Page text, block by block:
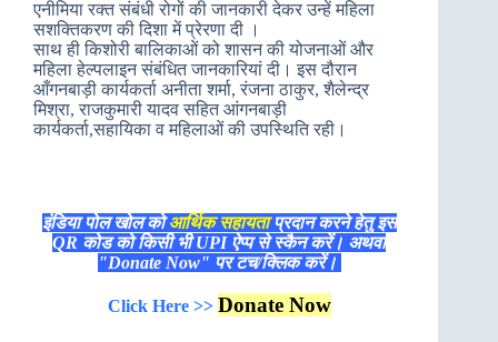
एनीमिया रक्त संबंधी रोगों की जानकारी देकर उन्हें महिला
सशक्तिकरण की दिशा में प्रेरणा दी ।
साथ ही किशोरी बालिकाओं को शासन की योजनाओं और
महिला हेल्पलाइन संबंधित जानकारियां दी। इस दौरान
आँगनबाड़ी कार्यकर्ता अनीता शर्मा, रंजना ठाकुर, शैलेन्द्र
मिश्रा, राजकुमारी यादव सहित आंगनबाड़ी
कार्यकर्ता,सहायिका व महिलाओं की उपस्थिति रही।
इंडिया पोल खोल कोआर्थिक सहायताप्रदान करने हेतु इस
QR कोड को किसी भी UPI ऐप्प से स्कैन करें। अथवा
"Donate Now" पर टच/क्लिक करें।
Click Here >> Donate Now